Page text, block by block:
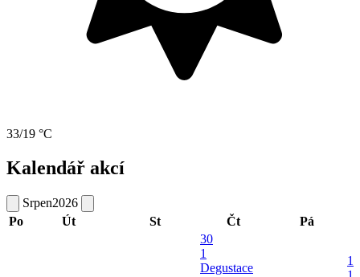
33/19 °C
Kalendář akcí
Srpen2026
Po
Út St Čt Pá
30
1
Degustace
1